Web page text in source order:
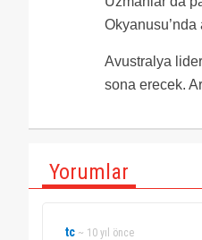
Okyanusu’nda
Avustralya
sona erecek.
Yorumlar
tc ~ 10 yıl önce